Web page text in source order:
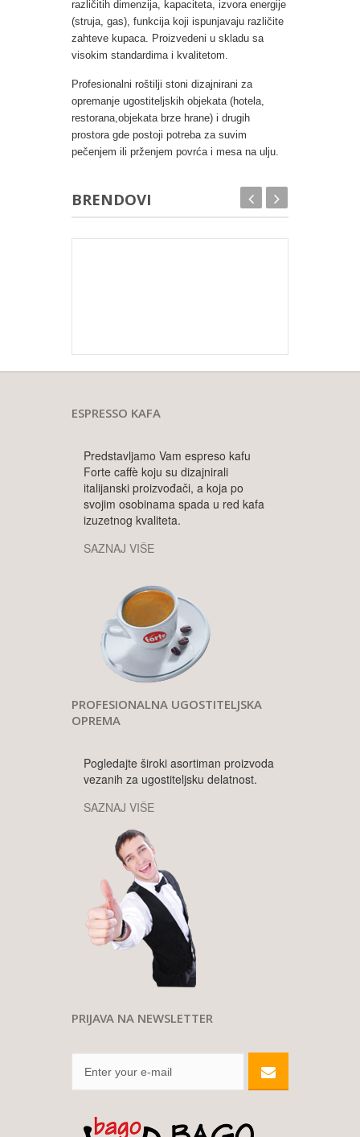
različitih dimenzija, kapaciteta, izvora energije
(struja, gas), funkcija koji ispunjavaju različite
zahteve kupaca. Proizvedeni u skladu sa
visokim standardima i kvalitetom.
Profesionalni roštilji stoni dizajnirani za
opremanje ugostiteljskih objekata (hotela,
restorana,objekata brze hrane) i drugih
prostora gde postoji potreba za suvim
pečenjem ili prženjem povrća i mesa na ulju.
BRENDOVI
ESPRESSO KAFA
Predstavljamo Vam espreso kafu
Forte caffè koju su dizajnirali
italijanski proizvođači, a koja po
svojim osobinama spada u red kafa
izuzetnog kvaliteta.
SAZNAJ VIŠE
PROFESIONALNA UGOSTITELJSKA
OPREMA
Pogledajte široki asortiman proizvoda
vezanih za ugostiteljsku delatnost.
SAZNAJ VIŠE
PRIJAVA NA NEWSLETTER